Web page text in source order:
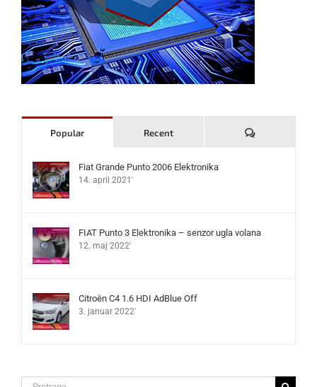
Popular Recent Komentari
Fiat Grande Punto 2006 Elektronika
14. april 2021'
FIAT Punto 3 Elektronika – senzor ugla volana
12. maj 2022'
Citroën C4 1.6 HDI AdBlue Off
3. januar 2022'
Search